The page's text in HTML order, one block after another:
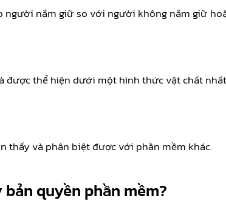
người nắm giữ so với người không nắm giữ
được thể hiện dưới một hình thức vật chất
thấy và phân biệt được với phần mềm khác.
quyền phần mềm?